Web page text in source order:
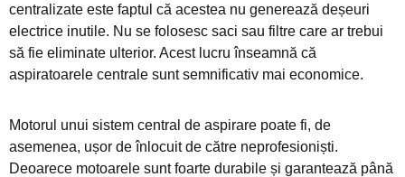
centralizate este faptul că acestea nu generează deșeuri
electrice inutile. Nu se folosesc saci sau filtre care ar trebui
să fie eliminate ulterior. Acest lucru înseamnă că
aspiratoarele centrale sunt semnificativ mai economice.
Motorul unui sistem central de aspirare poate fi, de
asemenea, ușor de înlocuit de către neprofesioniști.
Deoarece motoarele sunt foarte durabile și garantează până